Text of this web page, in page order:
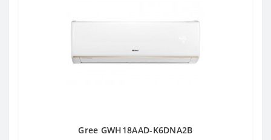
Gree GWH18AAD-K6DNA2B